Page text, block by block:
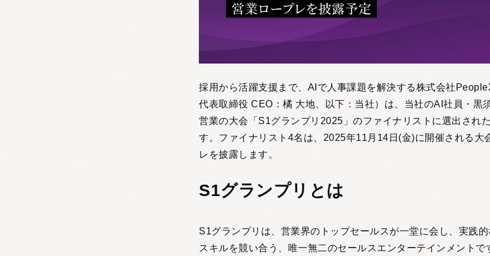
採用から活躍支援まで、AIで人事課題を解決する株式会社
代表取締役 CEO：橘 大地、以下：当社）は、当社のAI社員・黒
営業の大会「S1グランプリ2025」のファイナリストに選出され
す。ファイナリスト4名は、2025年11月14日(金)に開催される大
レを披露します。
S1グランプリとは
S1グランプリは、営業界のトップセールスが一堂に会し、実践
スキルを競い合う、唯一無二のセールスエンターテインメントで